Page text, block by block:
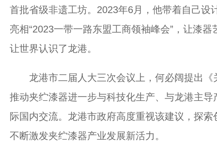
首批省级非遗工坊。2023年6月，他带着自己设
亮相“2023一带一路东盟工商领袖峰会”，让漆
让世界认识了龙港。
龙港市二届人大三次会议上，何必阔提出《
推动夹纻漆器进一步与科技化生产、与龙港主
际国内交流。龙港市政府高度重视该建议，探
不断激发夹纻漆器产业发展新活力。